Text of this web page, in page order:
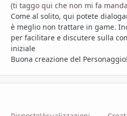
(ti taggo qui che non mi fa
Come al solito, qui potete
è meglio non trattare in game.
per facilitare e discutere sulla
iniziale
Buona creazione del Personaggio!